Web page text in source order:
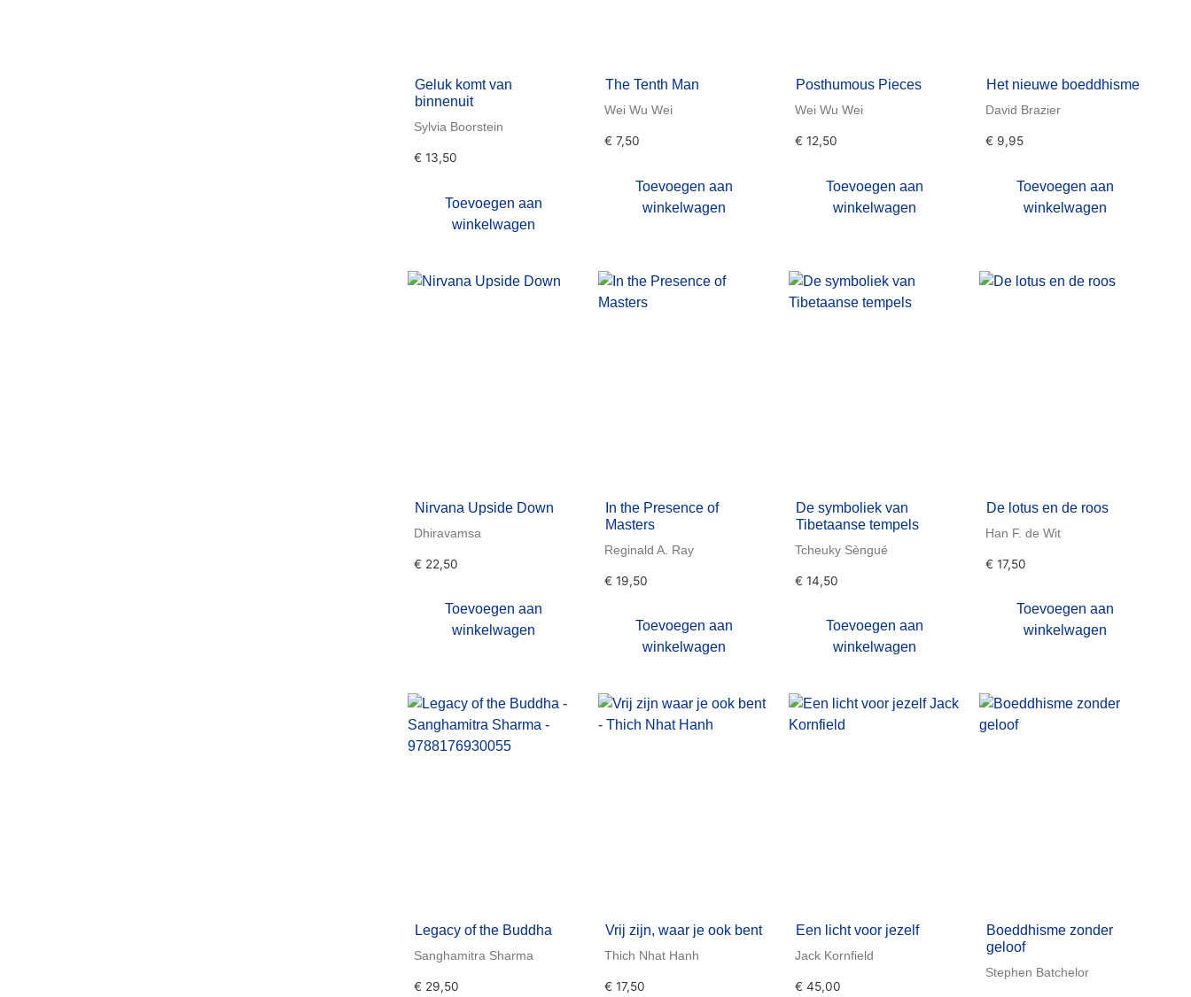
Geluk komt van
binnenuit
Sylvia Boorstein
€ 13,50
Toevoegen aan
winkelwagen
The Tenth Man
Wei Wu Wei
€ 7,50
Toevoegen aan
winkelwagen
Posthumous Pieces
Wei Wu Wei
€ 12,50
Toevoegen aan
winkelwagen
Het nieuwe boeddhisme
David Brazier
€ 9,95
Toevoegen aan
winkelwagen
Nirvana Upside Down
Dhiravamsa
€ 22,50
Toevoegen aan
winkelwagen
In the Presence of
Masters
Reginald A. Ray
€ 19,50
Toevoegen aan
winkelwagen
De symboliek van
Tibetaanse tempels
Tcheuky Sèngué
€ 14,50
Toevoegen aan
winkelwagen
De lotus en de roos
Han F. de Wit
€ 17,50
Toevoegen aan
winkelwagen
Legacy of the Buddha
Sanghamitra Sharma
€ 29,50
Vrij zijn, waar je ook bent
Thich Nhat Hanh
€ 17,50
Een licht voor jezelf
Jack Kornfield
€ 45,00
Boeddhisme zonder
geloof
Stephen Batchelor